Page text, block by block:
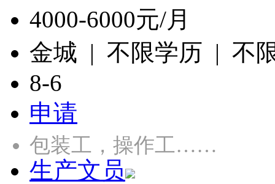
4000-6000元/月
金城 | 不限学历 | 不
8-6
申请
包装工，操作工……
生产文员